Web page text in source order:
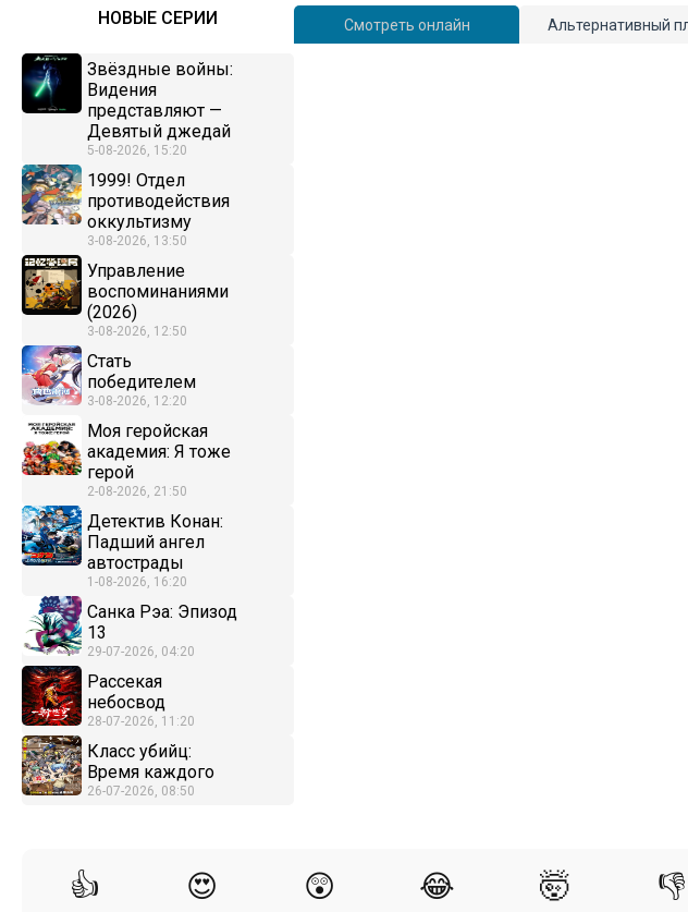
НОВЫЕ СЕРИИ
Звёздные войны:
Видения
представляют —
Девятый джедай
5-08-2026, 15:20
1999! Отдел
противодействия
оккультизму
3-08-2026, 13:50
Управление
воспоминаниями
(2026)
3-08-2026, 12:50
Стать
победителем
3-08-2026, 12:20
Моя геройская
академия: Я тоже
герой
2-08-2026, 21:50
Детектив Конан:
Падший ангел
автострады
1-08-2026, 16:20
Санка Рэа: Эпизод
13
29-07-2026, 04:20
Рассекая
небосвод
28-07-2026, 11:20
Класс убийц:
Время каждого
26-07-2026, 08:50
Смотреть онлайн Альтернативный
👍 😍 😲 😂 🤯 👎